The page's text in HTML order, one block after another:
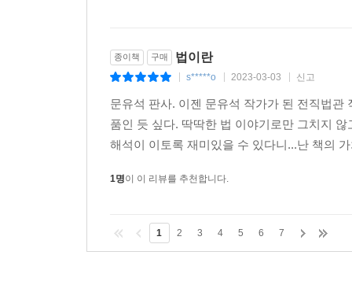
공정한 경쟁은, ‘사회적 배려’ 때문에 가능하다
현재 우리 사회 최대의 화두인 공정성과 정의의
평등의 개념을 체계적으로 정립한 존 롤스의 『
전개를 따라 읽는 재미를 선사한다. 무엇보다, 오
종이책 구매 법이란
s*****o 2023-03-03 신고
문유석 판사. 이젠 문유석 작가가 된 전직법
품인 듯 싶다. 딱딱한 법 이야기로만 그치지
해석이 이토록 재미있을 수 있다니...난 책의
1명이 이 리뷰를 추천합니다.
1 2 3 4 5 6 7